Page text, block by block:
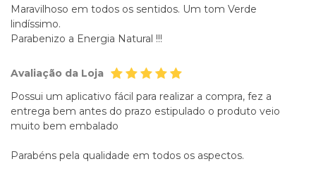
Maravilhoso em todos os sentidos. Um tom Verde
lindíssimo.
Parabenizo a Energia Natural !!!
Avaliação da Loja
Possui um aplicativo fácil para realizar a compra, fez a
entrega bem antes do prazo estipulado o produto veio
muito bem embalado
Parabéns pela qualidade em todos os aspectos.